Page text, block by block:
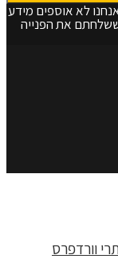
לא אוספים מידע
את הפנייה
וורדפרס